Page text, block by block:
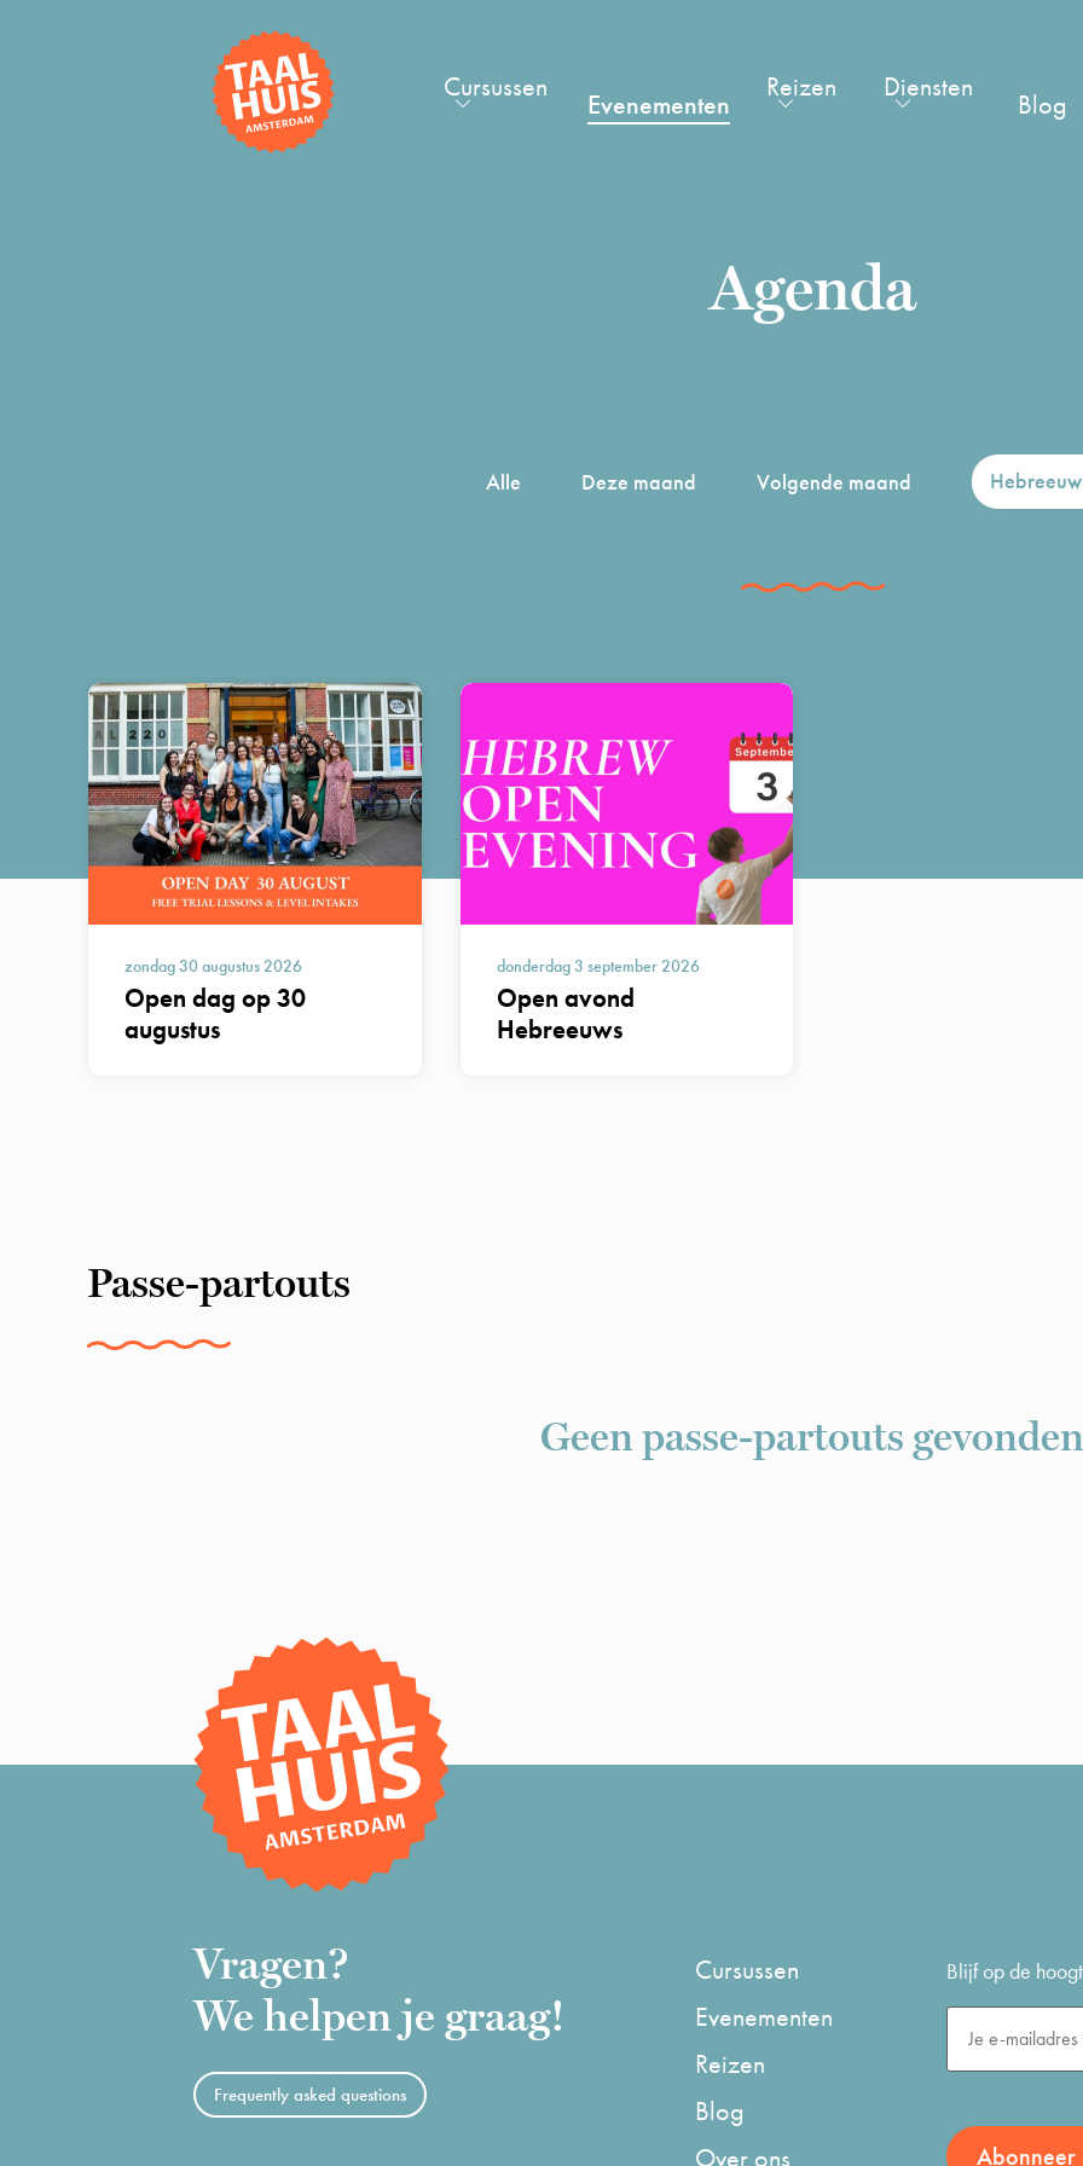
Cursussen Evenementen Reizen Diensten Blog
Agenda
Alle Deze maand Volgende maand
zondag 30 augustus 2026
Open dag op 30
augustus
donderdag 3 september 2026
Open avond
Hebreeuws
Passe-partouts
Geen passe-partouts gevonden
Vragen?
We helpen je graag!
Frequently asked questions
Cursussen
Evenementen
Reizen
Blog
Over ons
Blijf op de